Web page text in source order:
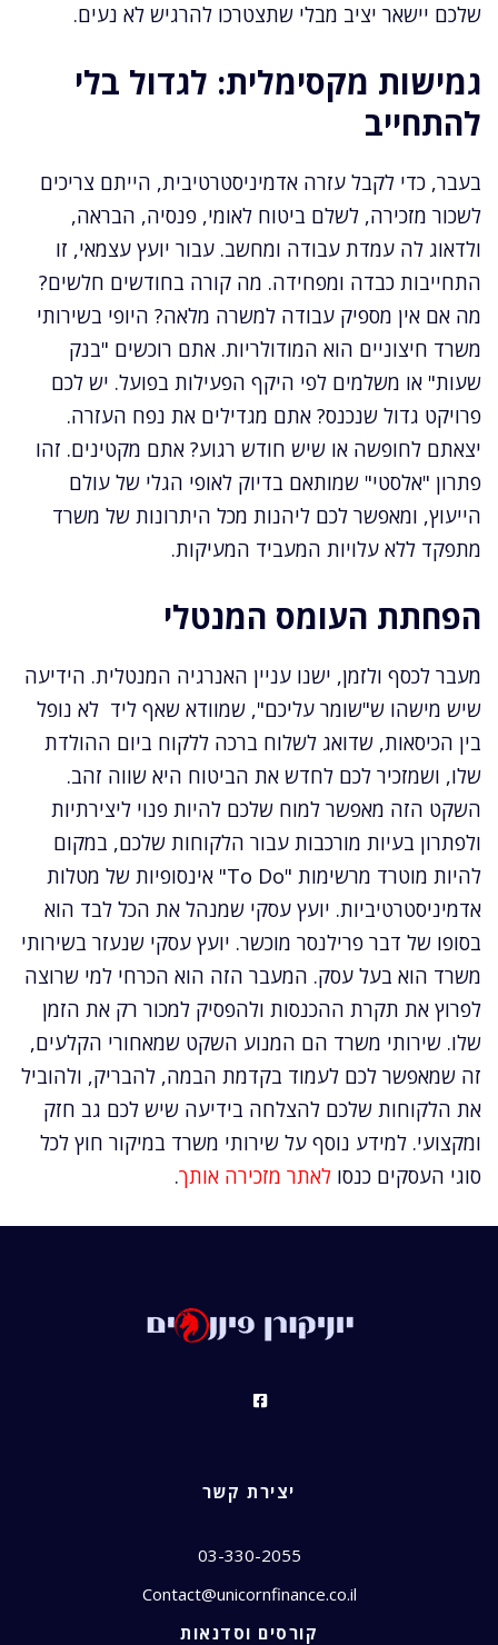
שלכם יישאר יציב מבלי שתצטרכו להרגיש לא נעים.
גמישות מקסימלית: לגדול בלי
להתחייב
בעבר, כדי לקבל עזרה אדמיניסטרטיבית, הייתם צריכים
לשכור מזכירה, לשלם ביטוח לאומי, פנסיה, הבראה,
ולדאוג לה עמדת עבודה ומחשב. עבור יועץ עצמאי, זו
התחייבות כבדה ומפחידה. מה קורה בחודשים חלשים?
מה אם אין מספיק עבודה למשרה מלאה? היופי בשירותי
משרד חיצוניים הוא המודולריות. אתם רוכשים "בנק
שעות" או משלמים לפי היקף הפעילות בפועל. יש לכם
פרויקט גדול שנכנס? אתם מגדילים את נפח העזרה.
יצאתם לחופשה או שיש חודש רגוע? אתם מקטינים. זהו
פתרון "אלסטי" שמותאם בדיוק לאופי הגלי של עולם
הייעוץ, ומאפשר לכם ליהנות מכל היתרונות של משרד
מתפקד ללא עלויות המעביד המעיקות.
הפחתת העומס המנטלי
מעבר לכסף ולזמן, ישנו עניין האנרגיה המנטלית. הידיעה
שיש מישהו ש"שומר עליכם", שמוודא שאף ליד לא נופל
בין הכיסאות, שדואג לשלוח ברכה ללקוח ביום ההולדת
שלו, ושמזכיר לכם לחדש את הביטוח היא שווה זהב.
השקט הזה מאפשר למוח שלכם להיות פנוי ליצירתיות
ולפתרון בעיות מורכבות עבור הלקוחות שלכם, במקום
להיות מוטרד מרשימות "To Do" אינסופיות של מטלות
אדמיניסטרטיביות. יועץ עסקי שמנהל את הכל לבד הוא
בסופו של דבר פרילנסר מוכשר. יועץ עסקי שנעזר בשירותי
משרד הוא בעל עסק. המעבר הזה הוא הכרחי למי שרוצה
לפרוץ את תקרת ההכנסות ולהפסיק למכור רק את הזמן
שלו. שירותי משרד הם המנוע השקט שמאחורי הקלעים,
זה שמאפשר לכם לעמוד בקדמת הבמה, להבריק, ולהוביל
את הלקוחות שלכם להצלחה בידיעה שיש לכם גב חזק
ומקצועי. למידע נוסף על שירותי משרד במיקור חוץ לכל
סוגי העסקים כנסו לאתר מזכירה אותך.
יצירת קשר
03-330-2055
Contact@unicornfinance.co.il
קורסים וסדנאות